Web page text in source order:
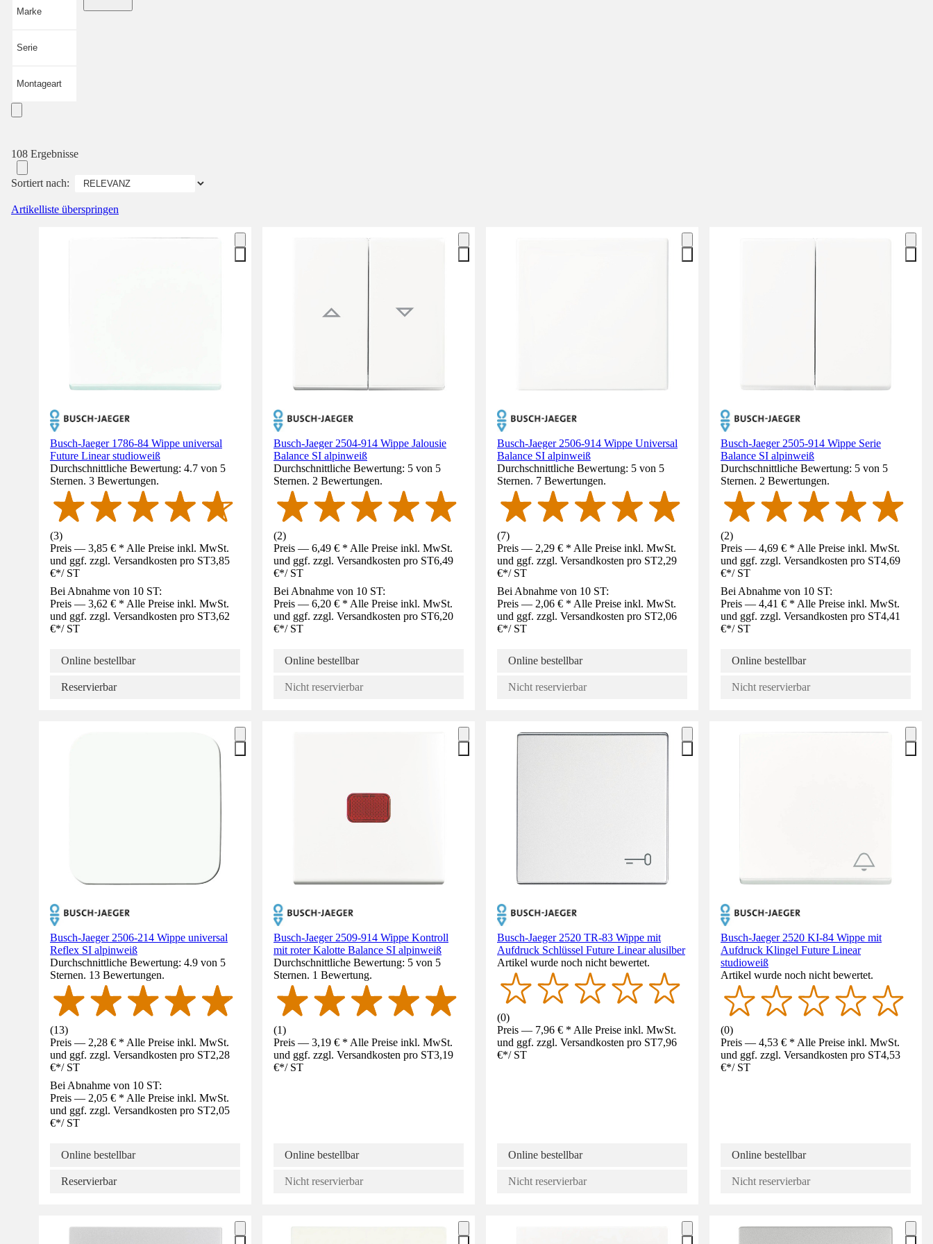
Marke
Serie
Montageart
108 Ergebnisse
Sortiert nach:
Artikelliste überspringen
Busch-Jaeger 1786-84 Wippe universal
Future Linear studioweiß
Durchschnittliche Bewertung: 4.7 von 5
Sternen. 3 Bewertungen.
(3)
Preis — 3,85 € * Alle Preise inkl. MwSt.
und ggf. zzgl. Versandkosten pro ST3,85
€*/ ST
Bei Abnahme von 10 ST:
Preis — 3,62 € * Alle Preise inkl. MwSt.
und ggf. zzgl. Versandkosten pro ST3,62
€*/ ST
Online bestellbar
Reservierbar
Busch-Jaeger 2504-914 Wippe Jalousie
Balance SI alpinweiß
Durchschnittliche Bewertung: 5 von 5
Sternen. 2 Bewertungen.
(2)
Preis — 6,49 € * Alle Preise inkl. MwSt.
und ggf. zzgl. Versandkosten pro ST6,49
€*/ ST
Bei Abnahme von 10 ST:
Preis — 6,20 € * Alle Preise inkl. MwSt.
und ggf. zzgl. Versandkosten pro ST6,20
€*/ ST
Online bestellbar
Nicht reservierbar
Busch-Jaeger 2506-914 Wippe Universal
Balance SI alpinweiß
Durchschnittliche Bewertung: 5 von 5
Sternen. 7 Bewertungen.
(7)
Preis — 2,29 € * Alle Preise inkl. MwSt.
und ggf. zzgl. Versandkosten pro ST2,29
€*/ ST
Bei Abnahme von 10 ST:
Preis — 2,06 € * Alle Preise inkl. MwSt.
und ggf. zzgl. Versandkosten pro ST2,06
€*/ ST
Online bestellbar
Nicht reservierbar
Busch-Jaeger 2505-914 Wippe Serie
Balance SI alpinweiß
Durchschnittliche Bewertung: 5 von 5
Sternen. 2 Bewertungen.
(2)
Preis — 4,69 € * Alle Preise inkl. MwSt.
und ggf. zzgl. Versandkosten pro ST4,69
€*/ ST
Bei Abnahme von 10 ST:
Preis — 4,41 € * Alle Preise inkl. MwSt.
und ggf. zzgl. Versandkosten pro ST4,41
€*/ ST
Online bestellbar
Nicht reservierbar
Busch-Jaeger 2506-214 Wippe universal
Reflex SI alpinweiß
Durchschnittliche Bewertung: 4.9 von 5
Sternen. 13 Bewertungen.
(13)
Preis — 2,28 € * Alle Preise inkl. MwSt.
und ggf. zzgl. Versandkosten pro ST2,28
€*/ ST
Bei Abnahme von 10 ST:
Preis — 2,05 € * Alle Preise inkl. MwSt.
und ggf. zzgl. Versandkosten pro ST2,05
€*/ ST
Online bestellbar
Reservierbar
Busch-Jaeger 2509-914 Wippe Kontroll
mit roter Kalotte Balance SI alpinweiß
Durchschnittliche Bewertung: 5 von 5
Sternen. 1 Bewertung.
(1)
Preis — 3,19 € * Alle Preise inkl. MwSt.
und ggf. zzgl. Versandkosten pro ST3,19
€*/ ST
Online bestellbar
Nicht reservierbar
Busch-Jaeger 2520 TR-83 Wippe mit
Aufdruck Schlüssel Future Linear alusilber
Artikel wurde noch nicht bewertet.
(0)
Preis — 7,96 € * Alle Preise inkl. MwSt.
und ggf. zzgl. Versandkosten pro ST7,96
€*/ ST
Online bestellbar
Nicht reservierbar
Busch-Jaeger 2520 KI-84 Wippe mit
Aufdruck Klingel Future Linear
studioweiß
Artikel wurde noch nicht bewertet.
(0)
Preis — 4,53 € * Alle Preise inkl. MwSt.
und ggf. zzgl. Versandkosten pro ST4,53
€*/ ST
Online bestellbar
Nicht reservierbar